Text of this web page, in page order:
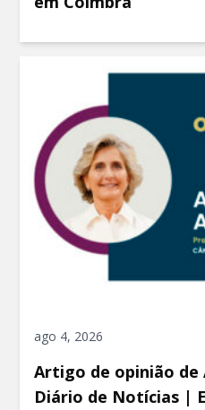
ago 4, 2026
Artigo de opinião de
Diário de Notícias |